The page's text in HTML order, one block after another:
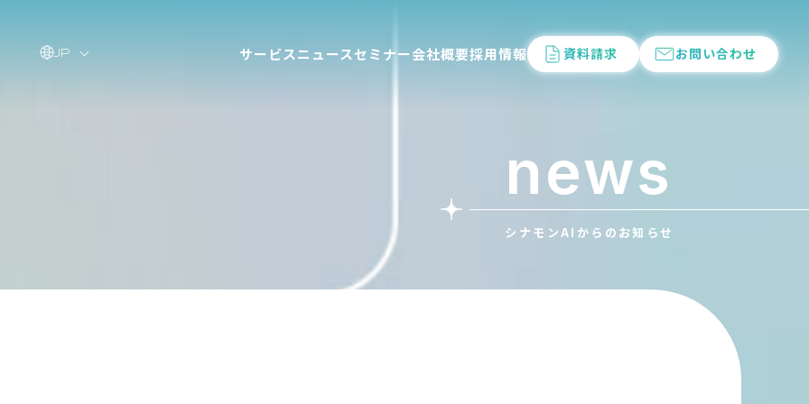
JP サービスニュースセミナー会社概要採用情報 資料請求 お問い合わせ
news
シナモンAIからのお知らせ